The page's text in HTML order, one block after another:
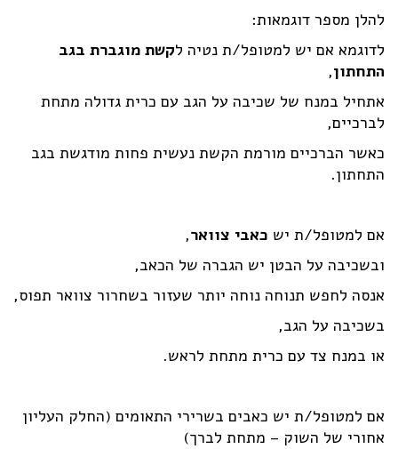
להלן מספר דוגמאות:
לדוגמא אם יש למטופל/ת נטיה לקשת מוגברת בגב
התחתון,
אתחיל במנח של שכיבה על הגב עם כרית גדולה מתחת
לברכיים,
כאשר הברכיים מורמת הקשת נעשית פחות מודגשת בגב
התחתון.
אם למטופל/ת יש כאבי צוואר,
ובשכיבה על הבטן יש הגברה של הכאב,
אנסה לחפש תנוחה נוחה יותר שעזור בשחרור צוואר תפוס,
בשכיבה על הגב,
או במנח צד עם כרית מתחת לראש.
אם למטופל/ת יש כאבים בשרירי התאומים (החלק העליון
אחורי של השוק – מתחת לברך)